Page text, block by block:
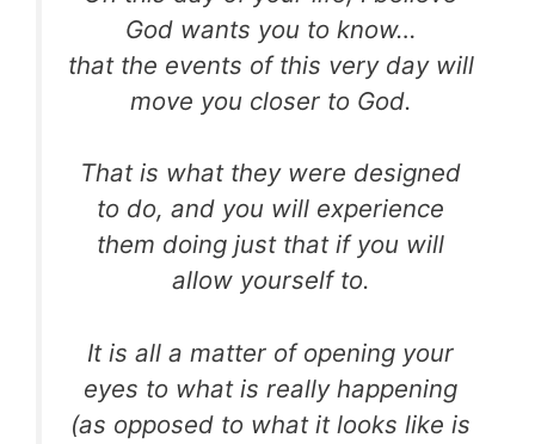
God wants you to know…
that the events of this very day will
move you closer to God.
That is what they were designed
to do, and you will experience
them doing just that if you will
allow yourself to.
It is all a matter of opening your
eyes to what is really happening
(as opposed to what it looks like is